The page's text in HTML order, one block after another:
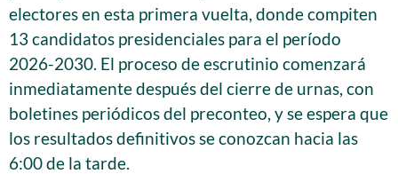
electores en esta primera vuelta, donde compiten
13 candidatos presidenciales para el período
2026-2030. El proceso de escrutinio comenzará
inmediatamente después del cierre de urnas, con
boletines periódicos del preconteo, y se espera que
los resultados definitivos se conozcan hacia las
6:00 de la tarde.